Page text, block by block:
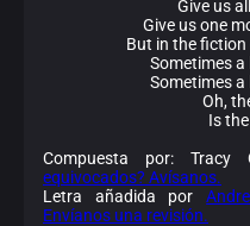
Give us
Give us one
But in the
Sometimes a
Sometimes a
Oh,
Is
Compuesta por: Tracy
equivocados? Avísanos.
Letra añadida por
Envíanos una revisión.